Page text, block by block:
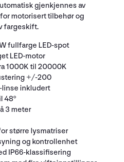
gjenkjennes av
motorisert tilbehør og
fargeskift.
fullfarge LED-spot
LED-motor
1000K til 20000K
+/-200
linse inkludert
48°
3 meter
større lysmatriser
og kontrollenhet
IP66-klassifisering